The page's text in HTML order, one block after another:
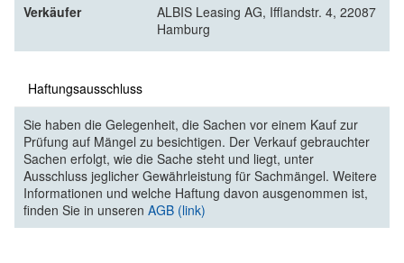
Verkäufer
ALBIS Leasing AG, Ifflandstr. 4, 22087
Hamburg
Haftungsausschluss
Sie haben die Gelegenheit, die Sachen vor einem Kauf zur
Prüfung auf Mängel zu besichtigen. Der Verkauf gebrauchter
Sachen erfolgt, wie die Sache steht und liegt, unter
Ausschluss jeglicher Gewährleistung für Sachmängel. Weitere
Informationen und welche Haftung davon ausgenommen ist,
finden Sie in unseren AGB (link)